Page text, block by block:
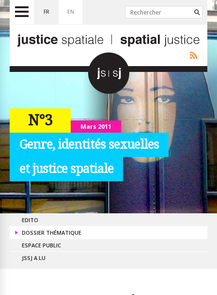
FR EN
Mars 2011
N°3
Genre, identités sexuelles
et justice spatiale
EDITO
DOSSIER THÉMATIQUE
ESPACE PUBLIC
JSSJ A LU